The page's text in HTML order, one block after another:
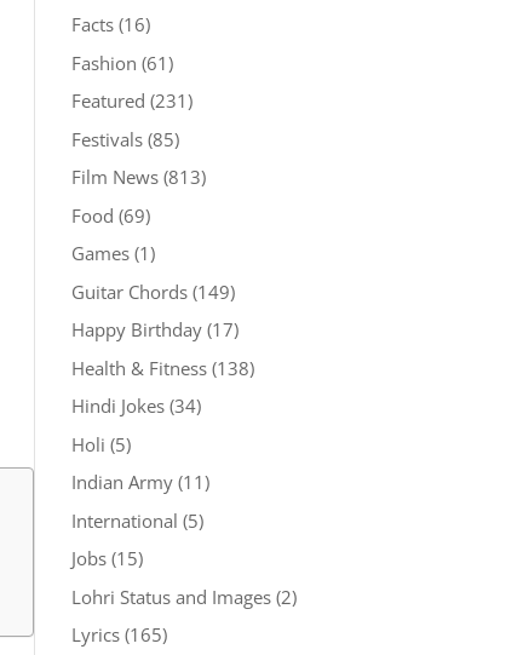
Facts(16)
Fashion (61)
Featured (231)
Festivals(85)
Film News(813)
Food (69)
Games(1)
Guitar Chords(149)
Happy Birthday(17)
Health & Fitness(138)
Hindi Jokes(34)
Holi (5)
Indian Army(11)
International (5)
Jobs(15)
Lohri Status and Images(2)
Lyrics(165)